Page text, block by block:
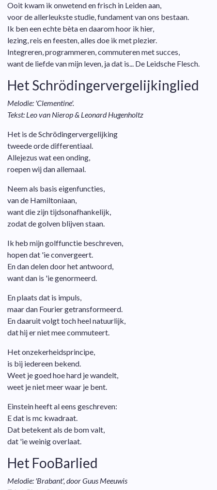
Ooit kwam ik onwetend en frisch in Leiden aan,
voor de allerleukste studie, fundament van ons bestaan.
Ik ben een echte bèta en daarom hoor ik hier,
lezing, reis en feesten, alles doe ik met plezier.
Integreren, programmeren, commuteren met succes,
want de liefde van mijn leven, ja dat is... De Leidsche Flesch.
Het Schrödingervergelijkinglied
Melodie: 'Clementine'.
Tekst: Leo van Nierop & Leonard Hugenholtz
Het is de Schrödingervergelijking
tweede orde differentiaal.
Allejezus wat een onding,
roepen wij dan allemaal.
Neem als basis eigenfuncties,
van de Hamiltoniaan,
want die zijn tijdsonafhankelijk,
zodat de golven blijven staan.
Ik heb mijn golffunctie beschreven,
hopen dat 'ie convergeert.
En dan delen door het antwoord,
want dan is 'ie genormeerd.
En plaats dat is impuls,
maar dan Fourier getransformeerd.
En daaruit volgt toch heel natuurlijk,
dat hij er niet mee commuteert.
Het onzekerheidsprincipe,
is bij iedereen bekend.
Weet je goed hoe hard je wandelt,
weet je niet meer waar je bent.
Einstein heeft al eens geschreven:
E dat is mc kwadraat.
Dat betekent als de bom valt,
dat 'ie weinig overlaat.
Het FooBarlied
Melodie: 'Brabant', door Guus Meeuwis